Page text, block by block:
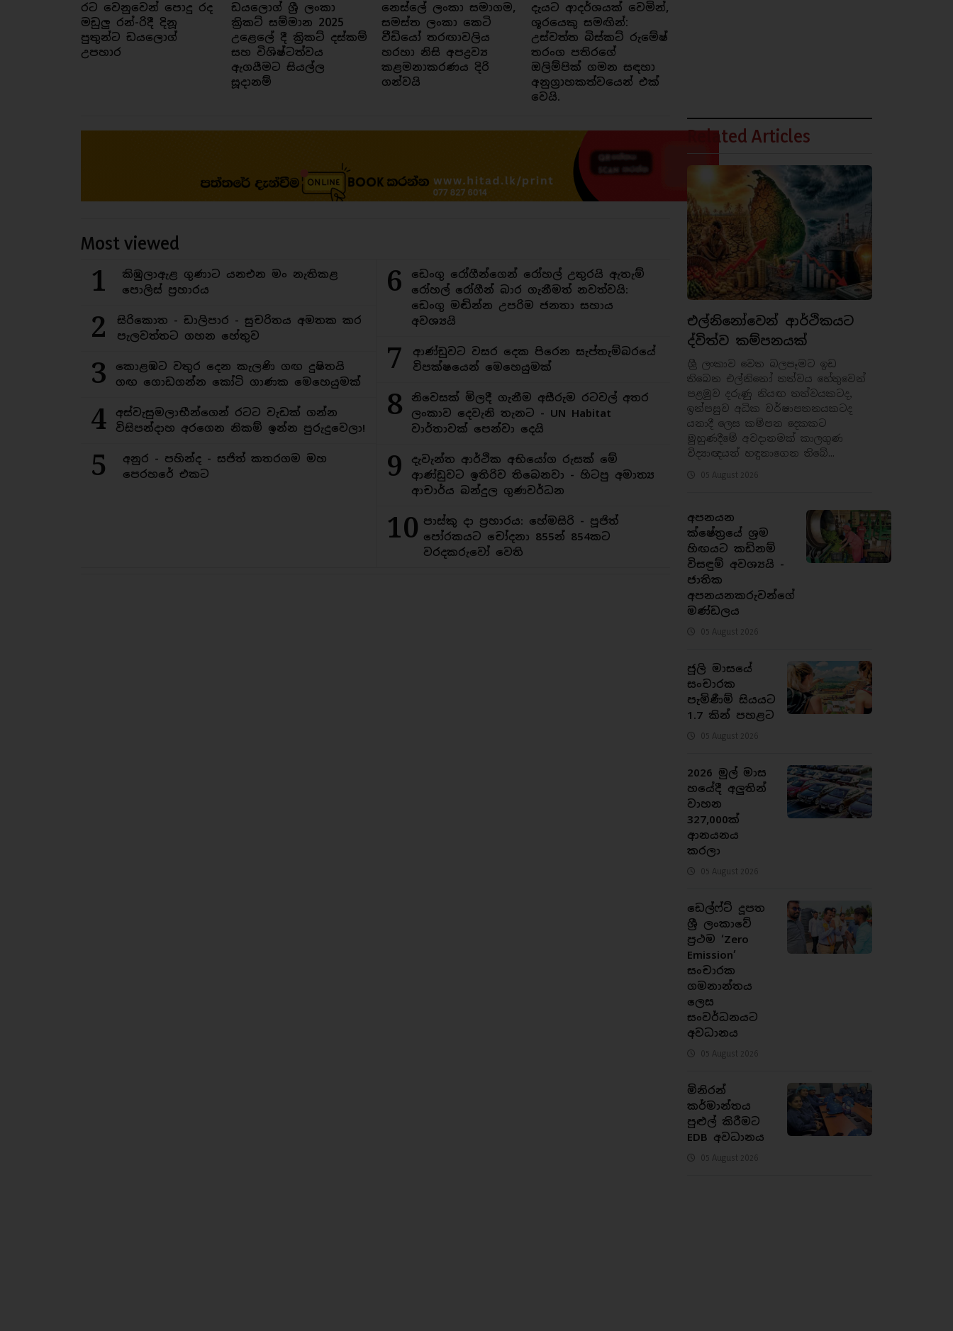
රට වෙනුවෙන් පොදු රද
මඩුලු රන්-රිදී දිනූ
පුතුන්ට ඩයලොග්
උපහාර
ඩයලොග් ශ්‍රී ලංකා
ක්‍රිකට් සම්මාන 2025
උළෙලේ දී ක්‍රිකට් දස්කම්
සහ විශිෂ්ටත්වය
ඇගයීමට සියල්ල
සූදානම්
නෙස්ලේ ලංකා සමාගම,
සමස්ත ලංකා කෙටි
වීඩියෝ තරඟාවලිය
හරහා නිසි අපද්‍රව්‍ය
කළමනාකරණය දිරි
ගන්වයි
දැයට ආදර්ශයක් වෙමින්,
ශූරයෙකු සමඟින්:
උස්වත්ත බිස්කට් රුමේෂ්
තරංග පතිරගේ
ඔලිම්පික් ගමන සඳහා
අනුග්‍රාහකත්වයෙන් එක්
වෙයි.
Most viewed
1
කිඹුලාඇළ ගුණාට යනඑන මං නැතිකළ
පොලිස් ප්‍රහාරය
2
සිරිකොත - ඩාලිපාර - සුචරිතය අමතක කර
පැලවත්තට ගහන හේතුව
3
කොළඹට වතුර දෙන කැලණි ගඟ දුෂිතයි
ගඟ ගොඩගන්න කෝටි ගාණක මෙහෙයුමක්
4
අස්වැසුමලාභීන්ගෙන් රටට වැඩක් ගන්න
විසිපන්දාහ අරගෙන නිකම් ඉන්න පුරුදුවෙලා!
5
අනුර - පහින්ද - සජිත් කතරගම මහ
පෙරහරේ එකට
6
ඩෙංගු රෝගීන්ගෙන් රෝහල් උතුරයි ඇතැම්
රෝහල් රෝගීන් බාර ගැනීමත් නවත්වයි:
ඩෙංගු මඬින්න උපරිම ජනතා සහාය
අවශ්‍යයි
7
ආණ්ඩුවට වසර දෙක පිරෙන සැප්තැම්බරයේ
විපක්ෂයෙන් මෙහෙයුමක්
8
නිවෙසක් මිලදී ගැනීම අසීරුම රටවල් අතර
ලංකාව දෙවැනි තැනට - UN Habitat
වාර්තාවක් පෙන්වා දෙයි
9
දැවැන්ත ආර්ථික අභියෝග රුසක් මේ
ආණ්ඩුවට ඉතිරිව තිබෙනවා - හිටපු අමාත්‍ය
ආචාර්ය බන්දුල ගුණවර්ධන
10 පාස්කු දා ප්‍රහාරය: හේමසිරි - පූජිත්
පෝරකයට චෝදනා 855න් 854කට
වරදකරුවෝ වෙති
Related Articles
එල්නිනෝවෙන් ආර්ථිකයට
ද්විත්ව කම්පනයක්
ශ්‍රී ලංකාව වෙත බලපෑමට ඉඩ
තිබෙන එල්නිනෝ තත්වය හේතුවෙන්
පළමුව දරුණු නියඟ තත්වයකටද,
ඉන්පසුව අධික වර්ෂාපතනයකටද
යනාදී ලෙස කම්පන දෙකකට
මුහුණදීමේ අවදානමක් කාලගුණ
විද්‍යාඥයන් හඳුනාගෙන තිබේ...
05 August 2026
අපනයන
ක්ෂේත්‍රයේ ශ්‍රම
හිඟයට කඩිනම්
විසඳුම් අවශ්‍යයි -
ජාතික
අපනයනකරුවන්ගේ
මණ්ඩලය
05 August 2026
ජූලි මාසයේ
සංචාරක
පැමිණීම් සියයට
1.7 කින් පහළට
05 August 2026
2026 මුල් මාස
හයේදී අලුතින්
වාහන
327,000ක්
ආනයනය
කරලා
05 August 2026
ඩෙල්ෆ්ට් දූපත
ශ්‍රී ලංකාවේ
ප්‍රථම ‘Zero
Emission’
සංචාරක
ගමනාන්තය
ලෙස
සංවර්ධනයට
අවධානය
05 August 2026
මිනිරන්
කර්මාන්තය
පුළුල් කිරීමට
EDB අවධානය
05 August 2026